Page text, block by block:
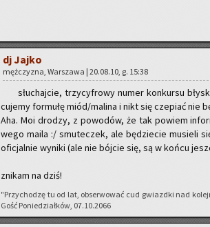
dj Jajko
męż­czy­zna, War­sza­wa | 20.08.10, g. 15:38
słu­chaj­cie, trzy­cy­fro­wy numer kon­kur­su
cu­je­my for­mu­łę miód/ma­li­na i nikt się cze­piać nie
Aha. Moi dro­dzy, z po­wo­dów, że tak po­wiem
we­go maila :/ smu­te­czek, ale bę­dzie­cie mu­sie­li
ofi­cjal­nie wy­ni­ki (ale nie bój­cie się, są w końcu
zni­kam na dziś!
"Przy­cho­dzę tu od lat, ob­ser­wo­wać cud gwiazd­ki nad
Gość Po­nie­dział­ków, 07.10.2066